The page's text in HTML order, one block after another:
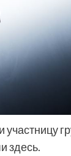
участницу
здесь.